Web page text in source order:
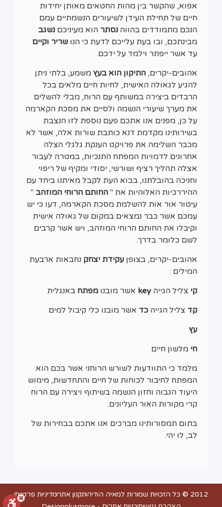
אפוא, שהקשר בין מהות החטאים מאותן יחידות
חיים של תחילת העידן לשיעורים הנשמתיים עמם
הנכם מתמודדים בהווה נסתר הוא מעיניכם נשגב
מבינתכם, ובו בעת עלייכם לדעת כי הנו שריר וקיים
עד אשר ייפתר וילמד על ידכם.
אהובים-יקרים, התיקון הוא בעץ משמע, בלתי ניתן
להגיע לגאולה האישית, לחיות חיים מלאים בכל
הרבדים ביצירה במשותף עם הרוח, מבלי להשלים
את מערך שיעורי הנשמה ולסיים את מסכת הקארמה
על כן, מפנים אנו אתכם פעם נוספת לזו הנצבת
בשירותינו מקדמת דנא כותבת שורות אלה, אשר לא
מכבר השלימה את פרויקט הענקת גלגלי הצלה
אחרונים לדמויות המפתח התנכיות, במטרה לעבור
אצלה תהליך רציף ושורשי, יסודי ומקיף של ריפוי
וחניכה בהובלתנו, בבוא העת לקבל מאיתנו ביחד עם
ההיררכיות האלוהיות את " החותם הרוחי המוזהב "
עיטור אור אות להשלמת מסכת הקארמה, דעו כי יש
עמכם אשר כבר נמצאים במקום של גאולה אישית
וקיבלו את החותם הרוחי המוזהב, ויש אשר קרבים
לשם כלומר בדרך.
אהובים-יקרים, בצופן עקידת יצחק נחבאות ארבעת
המילים :
קי צליל הגייה key אשר מובנו מפתח באנגלית
קד צליל הגייה כד אשר מובנו כלי קיבול למים
עץ
חי מלשון חיים
מלמד כי התוודעות לשורש הרוחני אשר בכם הוא
המפתח לחיבור לכוחות של חיים והתחדשות, מימוש
היעוד הגבוה וחזון הנשמה בשיתוף ויצירה עם הרוח
קרי מקורות האור העליונים.
בתום תמסורותינו מברכים אנו אתכם בבחירות של
לב, לו יהי.
2012 © כל הזכויות שמורות למאיה הודיה תקנון אתרמדיניות פרטיות